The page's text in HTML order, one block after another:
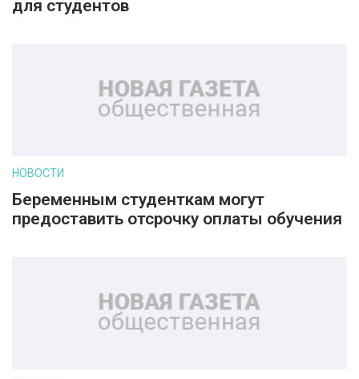
для студентов
НОВОСТИ
Беременным студенткам могут
предоставить отсрочку оплаты обучения